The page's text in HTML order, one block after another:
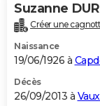
Suzanne DUR
Créer une
Naissance
19/06/1926 à
Décès
26/09/2013 à